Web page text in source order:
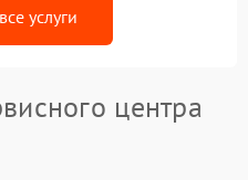
услуги
центра